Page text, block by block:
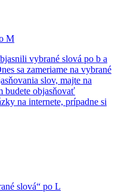
M
vybrané slová po b a
sa zameriame na vybrané
slov, majte na
budete objasňovať
na internete, prípadne si
slová“ po L